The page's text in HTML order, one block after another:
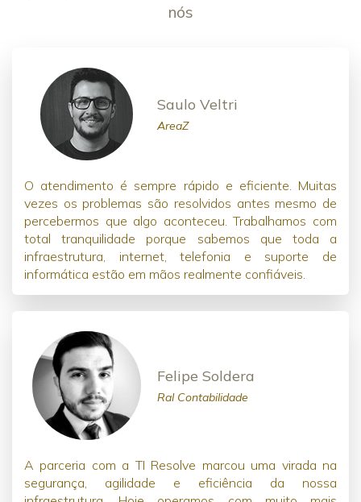
nós
Saulo Veltri
AreaZ
O atendimento é sempre rápido e eficiente. Muitas
vezes os problemas são resolvidos antes mesmo de
percebermos que algo aconteceu. Trabalhamos com
total tranquilidade porque sabemos que toda a
infraestrutura, internet, telefonia e suporte de
informática estão em mãos realmente confiáveis.
Felipe Soldera
Ral Contabilidade
A parceria com a TI Resolve marcou uma virada na
segurança, agilidade e eficiência da nossa